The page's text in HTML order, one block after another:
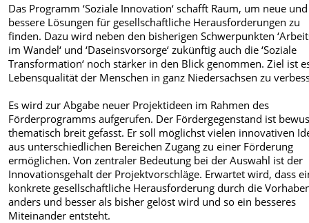
Das Programm ‘Soziale Innovation‘ schafft Raum, um neue und
bessere Lösungen für gesellschaftliche Herausforderungen zu
finden. Dazu wird neben den bisherigen Schwerpunkten
im Wandel‘ und ‘Daseinsvorsorge‘ zukünftig auch die ‘Soziale
Transformation‘ noch stärker in den Blick genommen. Ziel ist
Lebensqualität der Menschen in ganz Niedersachsen zu
Es wird zur Abgabe neuer Projektideen im Rahmen des
Förderprogramms aufgerufen. Der Fördergegenstand ist
thematisch breit gefasst. Er soll möglichst vielen innovativen
aus unterschiedlichen Bereichen Zugang zu einer Förderung
ermöglichen. Von zentraler Bedeutung bei der Auswahl ist der
Innovationsgehalt der Projektvorschläge. Erwartet wird, dass
konkrete gesellschaftliche Herausforderung durch die
anders und besser als bisher gelöst wird und so ein besseres
Miteinander entsteht.